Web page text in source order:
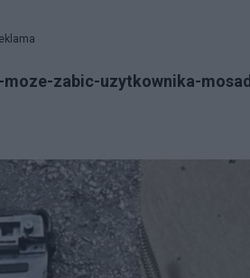
zabic-uzytkownika-mosad